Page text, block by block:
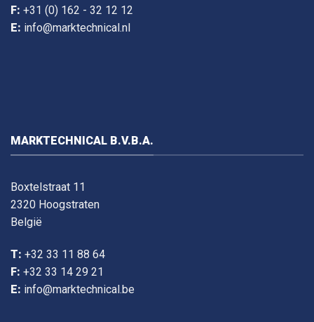
F: +31 (0) 162 - 32 12 12
E: info@marktechnical.nl
MARKTECHNICAL B.V.B.A.
Boxtelstraat 11
2320 Hoogstraten
België
T: +32 33 11 88 64
F: +32 33 14 29 21
E: info@marktechnical.be